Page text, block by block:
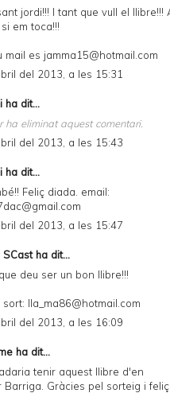
jordi!!! I tant que vull el llibre!!!
em toca!!!
mail es jamma15@hotmail.com
del 2013, a les 15:31
ha dit...
ha eliminat aquest comentari.
del 2013, a les 15:43
ha dit...
Feliç diada. email:
del 2013, a les 15:47
SCastha dit...
deu ser un bon llibre!!!
sort: lla_ma86@hotmail.com
del 2013, a les 16:09
ha dit...
tenir aquest llibre d'en
Barriga. Gràcies pel sorteig i feliç